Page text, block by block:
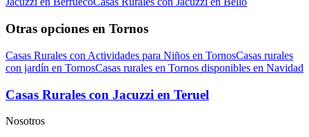
Otras opciones en Tornos
Casas Rurales con Actividades para Niños en TornosCasas rurales
con jardín en TornosCasas rurales en Tornos disponibles en Navidad
Casas Rurales con Jacuzzi en Teruel
Nosotros